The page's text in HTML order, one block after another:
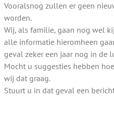
Vooralsnog zullen er geen
worden.
Wij, als familie, gaan nog wel
alle informatie hieromheen
geval zeker een jaar nog in de
Mocht u suggesties hebben
wij dat graag.
Stuurt u in dat geval een